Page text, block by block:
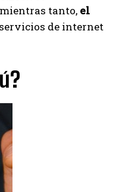
tanto, el
de internet